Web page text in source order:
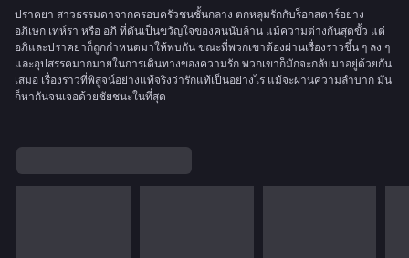
ปราคยา สาวธรรมดาจากครอบครัวชนชั้นกลาง ตกหลุมรักกับร็อกสตาร์อย่าง
อภิเษก เทห์รา หรือ อภิ ที่ดันเป็นขวัญใจของคนนับล้าน แม้ความต่างกันสุดขั้ว แต่
อภิและปราคยาก็ถูกกำหนดมาให้พบกัน ขณะที่พวกเขาต้องผ่านเรื่องราวขึ้น ๆ ลง ๆ
และอุปสรรคมากมายในการเดินทางของความรัก พวกเขาก็มักจะกลับมาอยู่ด้วยกัน
เสมอ เรื่องราวที่พิสูจน์อย่างแท้จริงว่ารักแท้เป็นอย่างไร แม้จะผ่านความลำบาก มัน
ก็หากันจนเจอด้วยชัยชนะในที่สุด